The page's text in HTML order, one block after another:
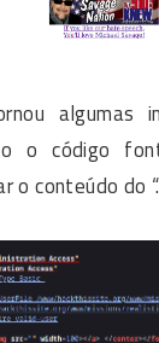
algumas
o código
o conteúdo do